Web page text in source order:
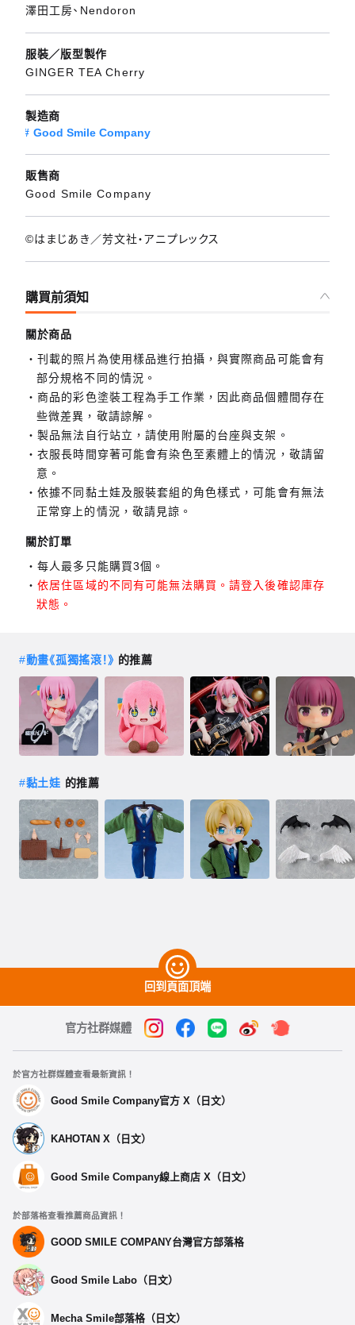
澤田工房、Nendoron
服裝／版型製作
GINGER TEA Cherry
製造商
Good Smile Company
販售商
Good Smile Company
©はまじあき／芳文社・アニプレックス
購買前須知
關於商品
刊載的照片為使用樣品進行拍攝，與實際商品可能會有
部分規格不同的情況。
商品的彩色塗裝工程為手工作業，因此商品個體間存在
些微差異，敬請諒解。
製品無法自行站立，請使用附屬的台座與支架。
衣服長時間穿著可能會有染色至素體上的情況，敬請留
意。
依據不同黏土娃及服裝套組的角色樣式，可能會有無法
正常穿上的情況，敬請見諒。
關於訂單
每人最多只能購買3個。
依居住區域的不同有可能無法購買。請登入後確認庫存
狀態。
#動畫《孤獨搖滾！》 的推薦
#黏土娃 的推薦
回到頁面頂端
官方社群媒體
於官方社群媒體查看最新資訊！
Good Smile Company官方 X（日文）
KAHOTAN X（日文）
Good Smile Company線上商店 X（日文）
於部落格查看推薦商品資訊！
GOOD SMILE COMPANY台灣官方部落格
Good Smile Labo（日文）
Mecha Smile部落格（日文）